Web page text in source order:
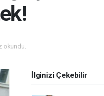
okundu.
İlginizi Çekebilir